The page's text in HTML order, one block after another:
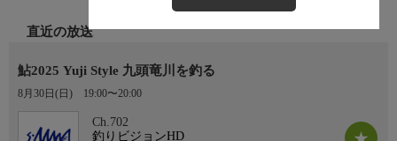
直近の放送
鮎2025 Yuji Style 九頭竜川を釣る
8月30日(日) 19:00〜20:00
Ch.702
釣りビジョンHD